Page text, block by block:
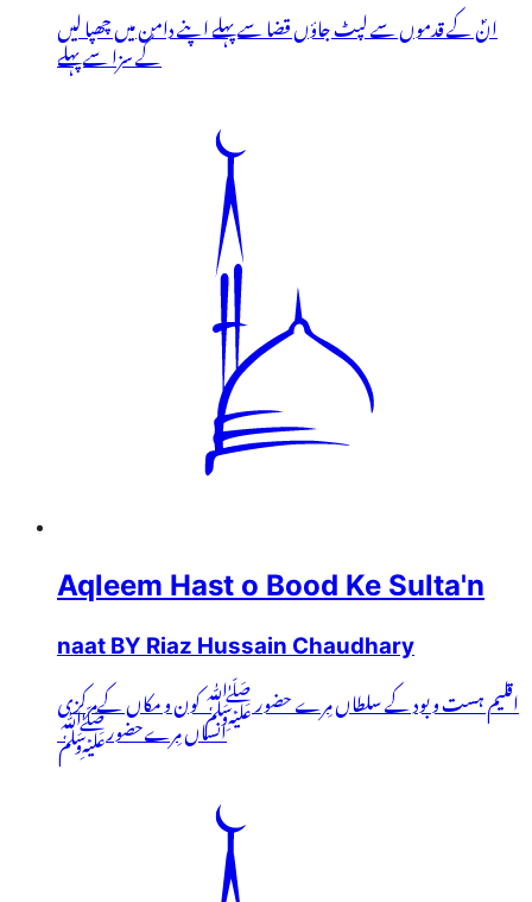
انؐ کے قدموں سے لپٹ جاؤں قضا سے پہلے اپنے دامن میں چھپا لیں
گے سزا سے پہلے
Aqleem Hast o Bood Ke Sulta'n
naat BY Riaz Hussain Chaudhary
اقلیم ہست و بود کے سلطاں مِرے حضور ﷺ کون و مکاں کےمرکزی
انساں مِرےحضورﷺ